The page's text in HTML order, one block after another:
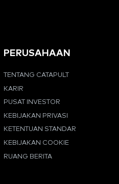
PERUSAHAAN
TENTANG CATAPULT
KARIR
PUSAT INVESTOR
KEBIJAKAN PRIVASI
KETENTUAN STANDAR
KEBIJAKAN COOKIE
RUANG BERITA